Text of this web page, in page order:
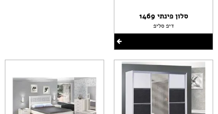
סלון פינתי 1469
דיפ סליפ